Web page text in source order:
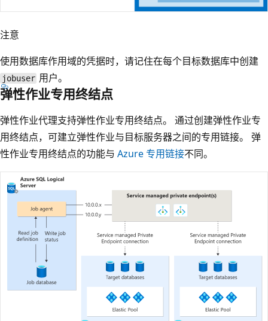
注意
使用数据库作用域的凭据时，请记住在每个目标数据库中创建
jobuser 用户。
弹性作业专用终结点
弹性作业代理支持弹性作业专用终结点。 通过创建弹性作业专
用终结点，可建立弹性作业与目标服务器之间的专用链接。 弹
性作业专用终结点的功能与 Azure 专用链接不同。